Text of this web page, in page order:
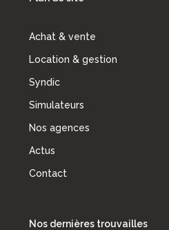
Achat & vente
Location & gestion
Syndic
Simulateurs
Nos agences
Actus
Contact
Nos dernières trouvailles